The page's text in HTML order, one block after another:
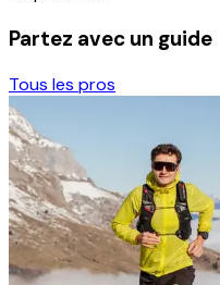
Partez avec un guide
Tous les pros